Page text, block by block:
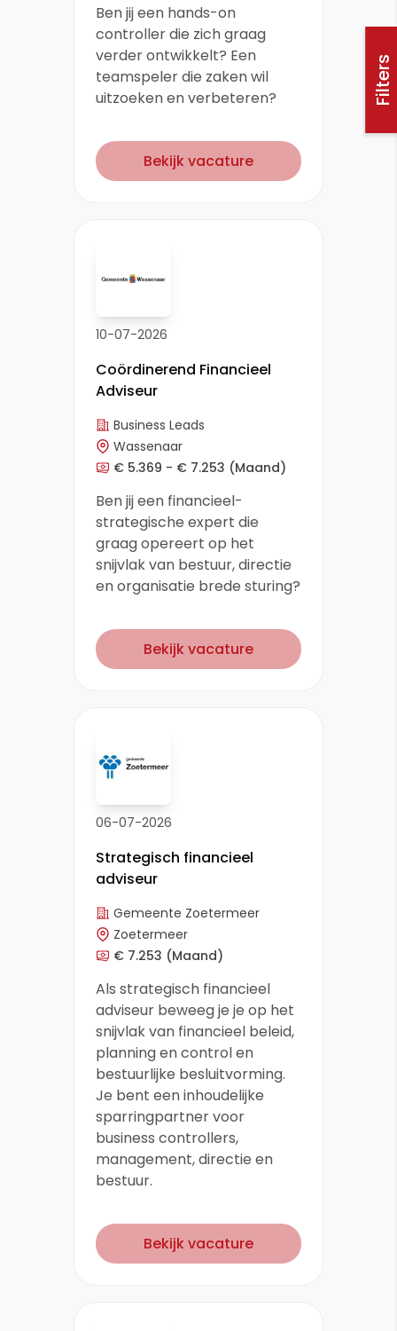
Filters
Ben jij een hands-on
controller die zich graag
verder ontwikkelt? Een
teamspeler die zaken wil
uitzoeken en verbeteren?
Bekijk vacature
10-07-2026
Coördinerend Financieel
Adviseur
Business Leads
Wassenaar
€ 5.369 - € 7.253 (Maand)
Ben jij een financieel-
strategische expert die
graag opereert op het
snijvlak van bestuur, directie
en organisatie brede sturing?
Bekijk vacature
06-07-2026
Strategisch financieel
adviseur
Gemeente Zoetermeer
Zoetermeer
€ 7.253 (Maand)
Als strategisch financieel
adviseur beweeg je je op het
snijvlak van financieel beleid,
planning en control en
bestuurlijke besluitvorming.
Je bent een inhoudelijke
sparringpartner voor
business controllers,
management, directie en
bestuur.
Bekijk vacature